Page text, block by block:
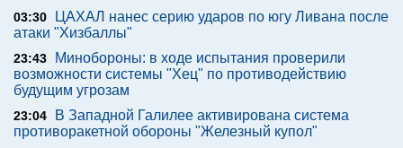
03:30
ЦАХАЛ нанес серию ударов по югу Ливана после
атаки "Хизбаллы"
23:43
Минобороны: в ходе испытания проверили
возможности системы "Хец" по противодействию
будущим угрозам
23:04
В Западной Галилее активирована система
противоракетной обороны "Железный купол"